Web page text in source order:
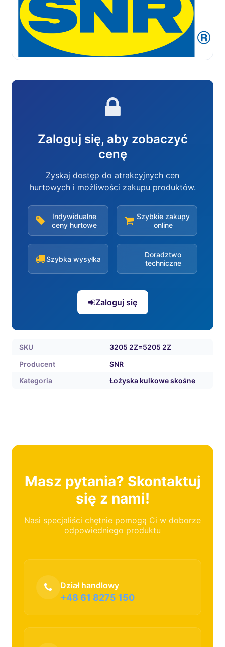
Zaloguj się, aby zobaczyć
cenę
Zyskaj dostęp do atrakcyjnych cen
hurtowych i możliwości zakupu produktów.
Indywidualne
ceny hurtowe
Szybkie zakupy
online
Szybka wysyłka
Doradztwo
techniczne
Zaloguj się
SKU
3205 2Z=5205 2Z
Producent
SNR
Kategoria
Łożyska kulkowe skośne
Masz pytania? Skontaktuj
się z nami!
Nasi specjaliści chętnie pomogą Ci w doborze
odpowiedniego produktu
Dział handlowy
+48 61 8275 150